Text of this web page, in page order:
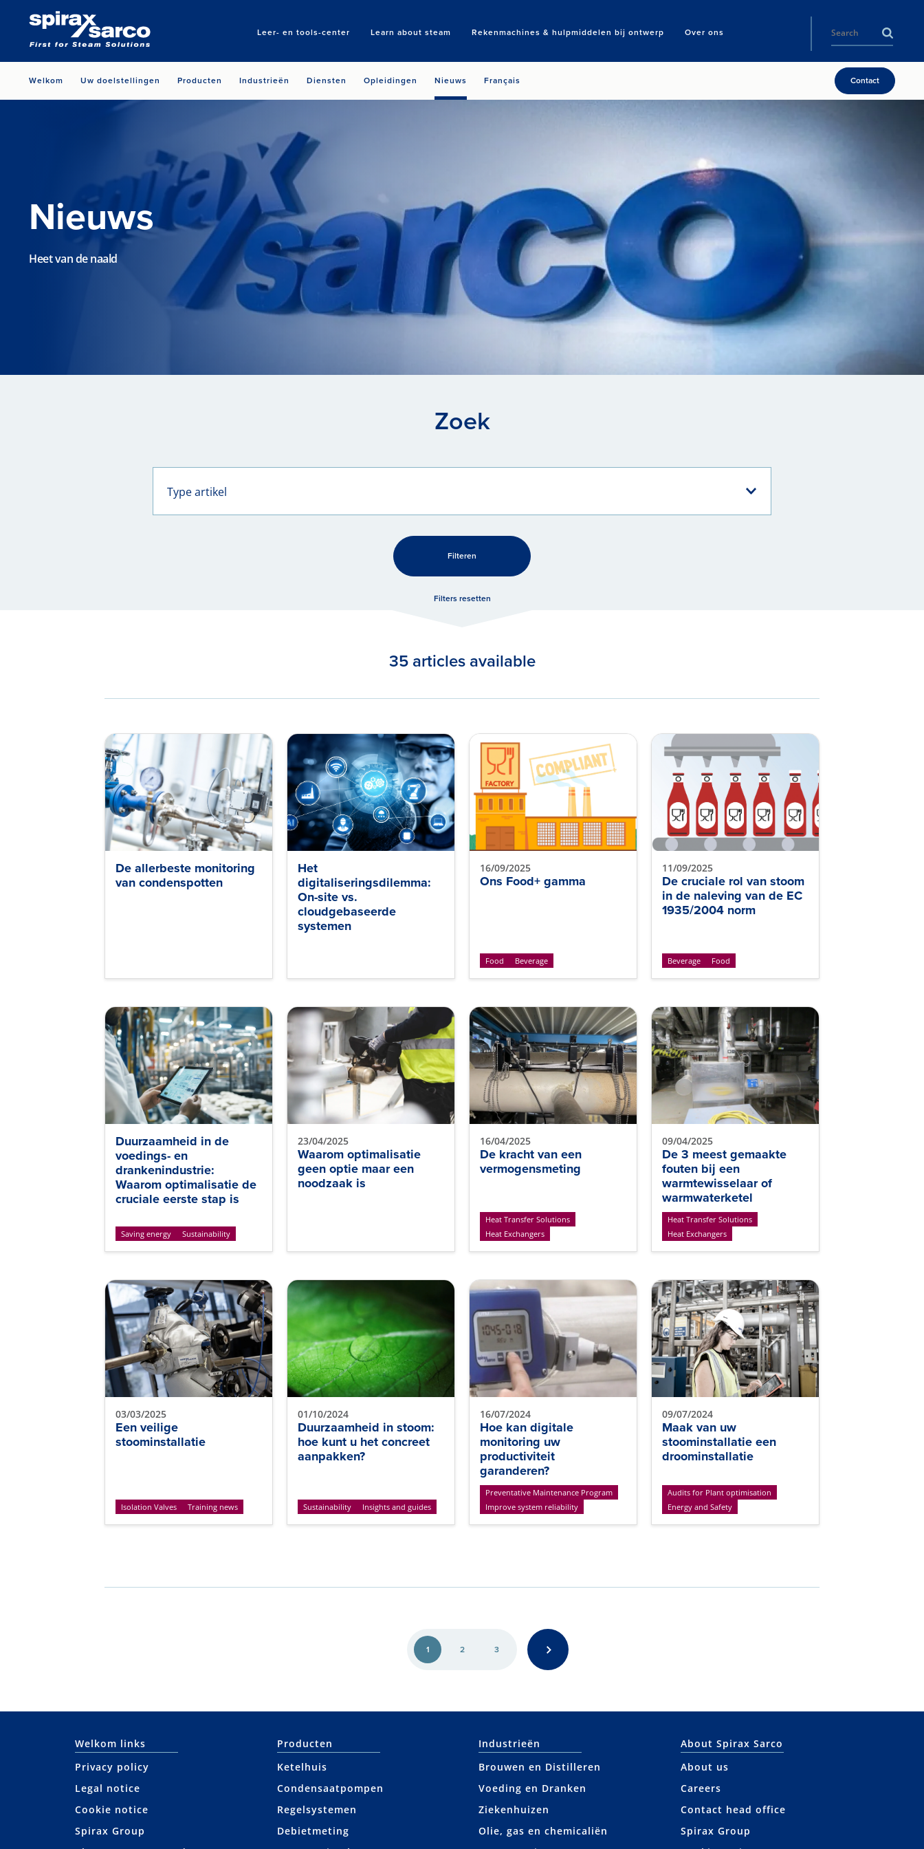
Leer- en tools-center Learn about steam Rekenmachines & hulpmiddelen bij ontwerp Over ons
Search
Welkom Uw doelstellingen Producten Industrieën Diensten Opleidingen Nieuws Français Contact
Nieuws
Heet van de naald
Zoek
Type artikel
Filteren
Filters resetten
35 articles available
De allerbeste monitoring
van condenspotten
Het
digitaliseringsdilemma:
On-site vs.
cloudgebaseerde
systemen
16/09/2025
Ons Food+ gamma
Food Beverage
11/09/2025
De cruciale rol van stoom
in de naleving van de EC
1935/2004 norm
Beverage Food
Duurzaamheid in de
voedings- en
drankenindustrie:
Waarom optimalisatie de
cruciale eerste stap is
Saving energy Sustainability
23/04/2025
Waarom optimalisatie
geen optie maar een
noodzaak is
16/04/2025
De kracht van een
vermogensmeting
Heat Transfer Solutions
Heat Exchangers
09/04/2025
De 3 meest gemaakte
fouten bij een
warmtewisselaar of
warmwaterketel
Heat Transfer Solutions
Heat Exchangers
03/03/2025
Een veilige
stoominstallatie
Isolation Valves Training news
01/10/2024
Duurzaamheid in stoom:
hoe kunt u het concreet
aanpakken?
Sustainability Insights and guides
16/07/2024
Hoe kan digitale
monitoring uw
productiviteit
garanderen?
Preventative Maintenance Program
Improve system reliability
09/07/2024
Maak van uw
stoominstallatie een
droominstallatie
Audits for Plant optimisation
Energy and Safety
1 2 3
Welkom links
Privacy policy
Legal notice
Cookie notice
Spirax Group
Producten
Ketelhuis
Condensaatpompen
Regelsystemen
Debietmeting
Industrieën
Brouwen en Distilleren
Voeding en Dranken
Ziekenhuizen
Olie, gas en chemicaliën
About Spirax Sarco
About us
Careers
Contact head office
Spirax Group